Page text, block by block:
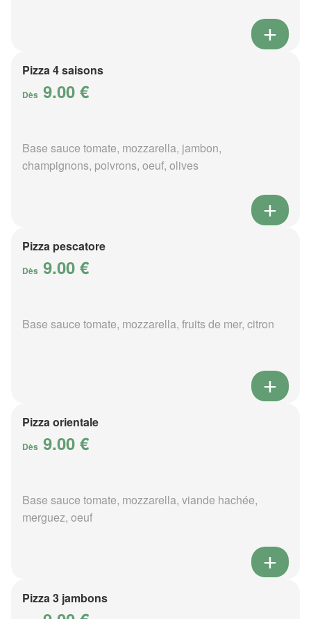
Pizza 4 saisons
Dès 9.00 €
Base sauce tomate, mozzarella, jambon,
champignons, poivrons, oeuf, olives
Pizza pescatore
Dès 9.00 €
Base sauce tomate, mozzarella, fruits de mer, citron
Pizza orientale
Dès 9.00 €
Base sauce tomate, mozzarella, viande hachée,
merguez, oeuf
Pizza 3 jambons